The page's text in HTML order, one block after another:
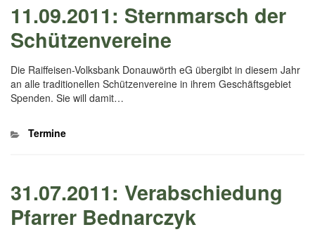
11.09.2011: Sternmarsch der
Schützenvereine
Die Raiffeisen-Volksbank Donauwörth eG übergibt in diesem Jahr
an alle traditionellen Schützenvereine in ihrem Geschäftsgebiet
Spenden. Sie will damit…
Kategorien
Termine
31.07.2011: Verabschiedung
Pfarrer Bednarczyk